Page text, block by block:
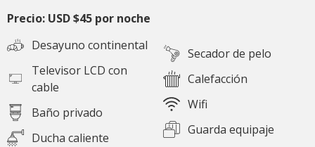
Precio: USD $45 por noche
Desayuno continental
Televisor LCD con
cable
Baño privado
Ducha caliente
Secador de pelo
Calefacción
Wifi
Guarda equipaje